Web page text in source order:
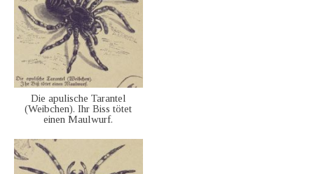
Die apulische Tarantel
(Weibchen). Ihr Biss tötet
einen Maulwurf.